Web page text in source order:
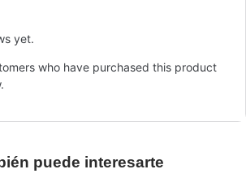
yet.
who have purchased this product
puede interesarte